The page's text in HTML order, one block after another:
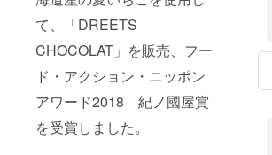
て、「DREETS
CHOCOLAT」を販売、フー
ド・アクション・ニッポン
アワード2018 紀ノ國屋賞
を受賞しました。